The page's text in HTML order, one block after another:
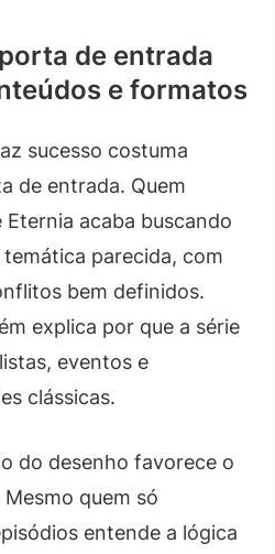
de entrada
e formatos
sucesso costuma
de entrada. Quem
acaba buscando
parecida, com
bem definidos.
explica por que a série
eventos e
clássicas.
do desenho favorece o
quem só
entende a lógica